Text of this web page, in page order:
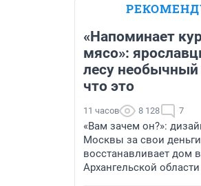
«Напоминает
мясо»:
лесу необычный
что это
11 часов 8 128 7
«Вам зачем он?»:
Москвы за свои деньги
восстанавливает дом
Архангельской области